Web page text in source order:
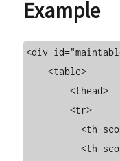
Example
<div
    <table>
        <thead>
        <tr>
          <th scope="col">#</th>
          <th scope="col">連結</th>